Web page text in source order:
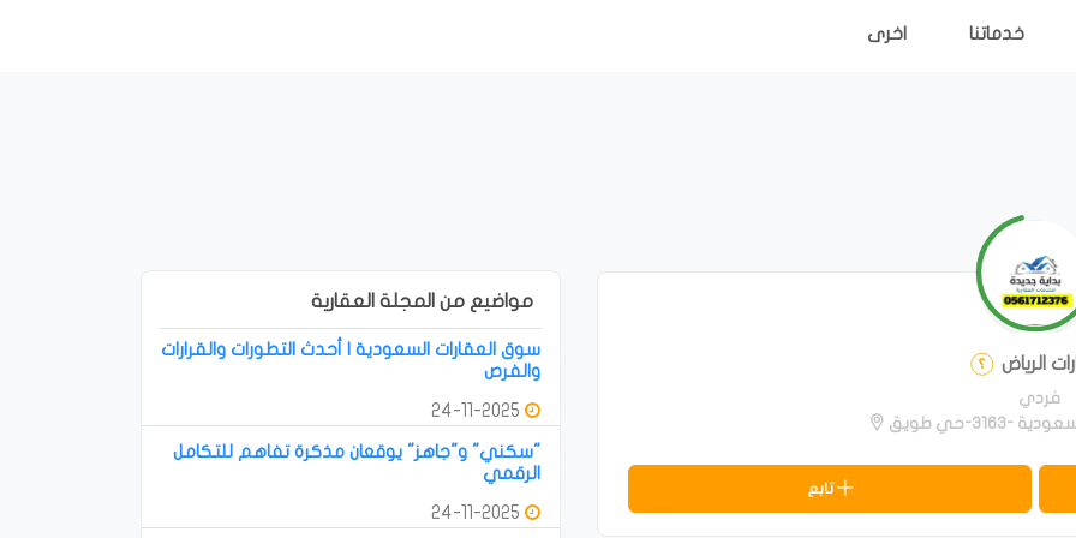
خدماتنا اخرى
الرياض
فردي
-3163-حي طويق
تابع
مواضيع من المجلة العقارية
سوق العقارات السعودية | أحدث التطورات والقرارات
والفرص
"سكني" و"جاهز" يوقعان مذكرة تفاهم للتكامل
الرقمي